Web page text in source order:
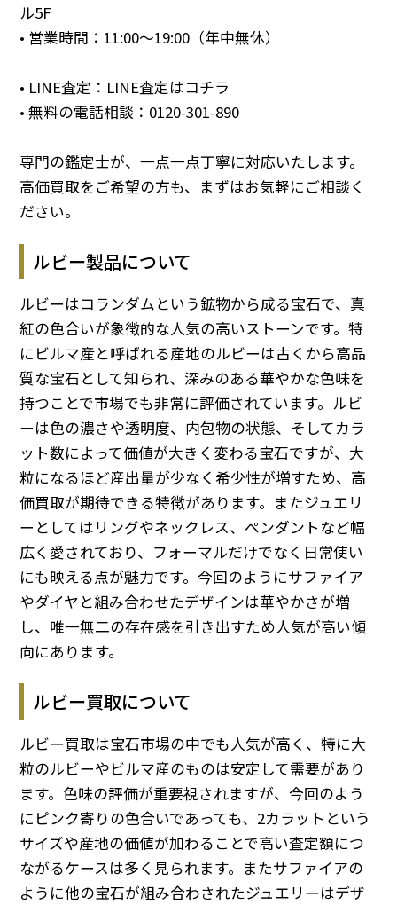
ル5F
• 営業時間：11:00～19:00（年中無休）
• LINE査定： LINE査定はコチラ
• 無料の電話相談： 0120-301-890
専門の鑑定士が、一点一点丁寧に対応いたします。
高価買取をご希望の方も、まずはお気軽にご相談く
ださい。
ルビー製品について
ルビーはコランダムという鉱物から成る宝石で、真
紅の色合いが象徴的な人気の高いストーンです。特
にビルマ産と呼ばれる産地のルビーは古くから高品
質な宝石として知られ、深みのある華やかな色味を
持つことで市場でも非常に評価されています。ルビ
ーは色の濃さや透明度、内包物の状態、そしてカラ
ット数によって価値が大きく変わる宝石ですが、大
粒になるほど産出量が少なく希少性が増すため、高
価買取が期待できる特徴があります。またジュエリ
ーとしてはリングやネックレス、ペンダントなど幅
広く愛されており、フォーマルだけでなく日常使い
にも映える点が魅力です。今回のようにサファイア
やダイヤと組み合わせたデザインは華やかさが増
し、唯一無二の存在感を引き出すため人気が高い傾
向にあります。
ルビー買取について
ルビー買取は宝石市場の中でも人気が高く、特に大
粒のルビーやビルマ産のものは安定して需要があり
ます。色味の評価が重要視されますが、今回のよう
にピンク寄りの色合いであっても、2カラットという
サイズや産地の価値が加わることで高い査定額につ
ながるケースは多く見られます。またサファイアの
ように他の宝石が組み合わされたジュエリーはデザ